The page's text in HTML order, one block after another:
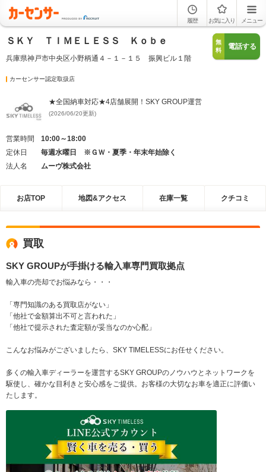
履歴 お気に入り メニュー
ＳＫＹ ＴＩＭＥＬＥＳＳ Ｋｏｂｅ
兵庫県神戸市中央区小野柄通４－１－１５ 振興ビル１階
無
料
電話する
カーセンサー認定取扱店
★全国納車対応★4店舗展開！SKY GROUP運営
(2026/06/20更新)
営業時間
10:00～18:00
定休日
毎週水曜日 ※ＧＷ・夏季・年末年始除く
法人名
ムーヴ株式会社
お店TOP 地図&アクセス 在庫一覧 クチコミ
買取
SKY GROUPが手掛ける輸入車専門買取拠点
輸入車の売却でお悩みなら・・・
「専門知識のある買取店がない」
「他社で金額算出不可と言われた」
「他社で提示された査定額が妥当なのか心配」
こんなお悩みがございましたら、SKY TIMELESSにお任せください。
多くの輸入車ディーラーを運営するSKY GROUPのノウハウとネットワークを
駆使し、確かな目利きと安心感をご提供。お客様の大切なお車を適正に評価い
たします。